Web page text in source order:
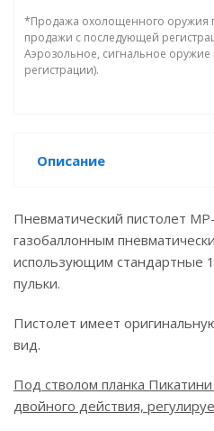
*Продажа охолощенного оружия
продажи с последующей
Аэрозольное, сигнальное оружие
регистрации).
Описание
Пневматический пистолет
газобаллонным
использующим стандартные
пульки.
Пистолет имеет
вид.
Под стволом планка
двойного действия,